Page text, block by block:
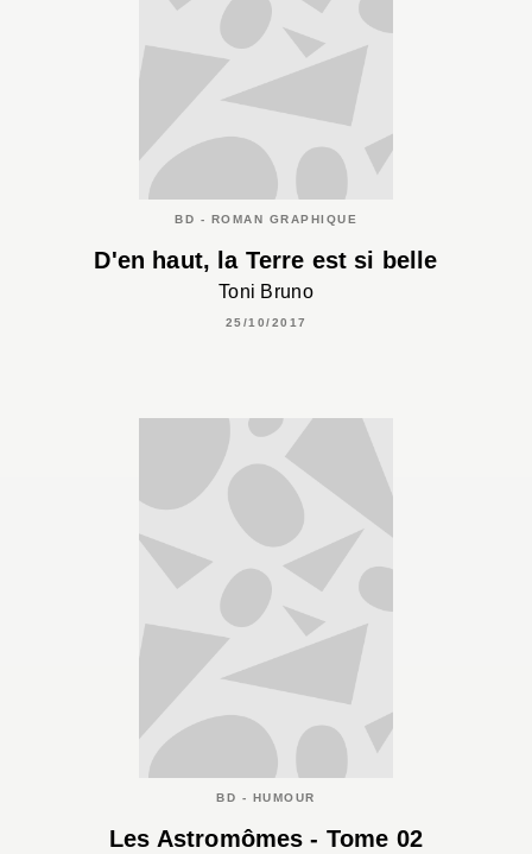
BD - ROMAN GRAPHIQUE
D'en haut, la Terre est si belle
Toni Bruno
25/10/2017
BD - HUMOUR
Les Astromômes - Tome 02